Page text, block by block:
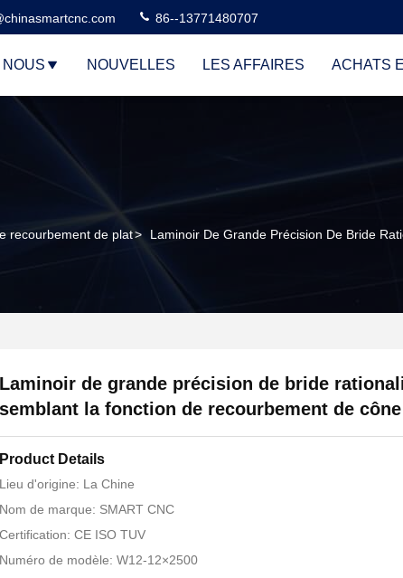
86--13771480707
NOUVELLES LES AFFAIRES ACHATS
recourbement de plat> Laminoir De Grande Précision De Bride
Laminoir de grande précision de bride
semblant la fonction de recourbement de cône
Product Details
Lieu d'origine: La Chine
Nom de marque: SMART CNC
Certification: CE ISO TUV
Numéro de modèle: W12-12×2500